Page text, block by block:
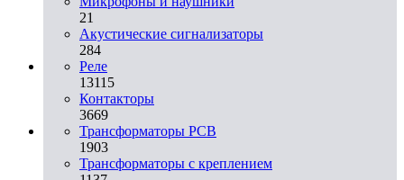
21
Акустические сигнализаторы
284
Реле
13115
Контакторы
3669
Трансформаторы PCB
1903
Трансформаторы с креплением